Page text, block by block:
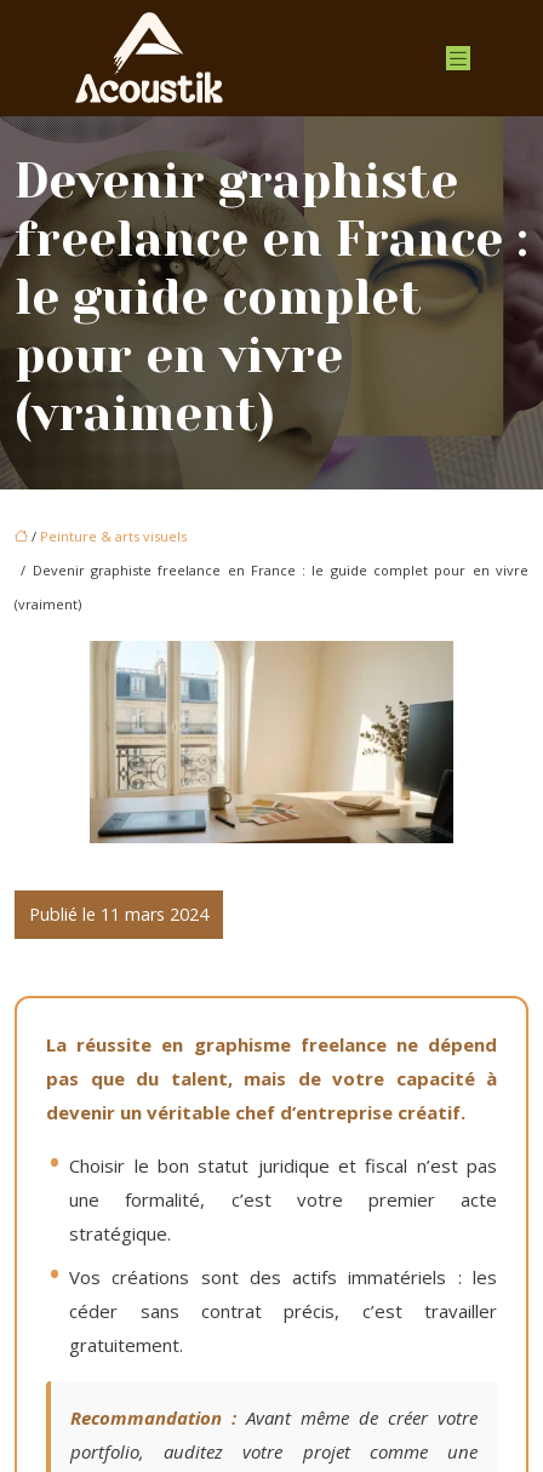
Devenir graphiste
freelance en France :
le guide complet
pour en vivre
(vraiment)
/ Peinture & arts visuels
/ Devenir graphiste freelance en France : le guide complet pour en vivre
(vraiment)
Publié le 11 mars 2024
La réussite en graphisme freelance ne dépend
pas que du talent, mais de votre capacité à
devenir un véritable chef d’entreprise créatif.
Choisir le bon statut juridique et fiscal n’est pas
une formalité, c’est votre premier acte
stratégique.
Vos créations sont des actifs immatériels : les
céder sans contrat précis, c’est travailler
gratuitement.
Recommandation : Avant même de créer votre
portfolio, auditez votre projet comme une